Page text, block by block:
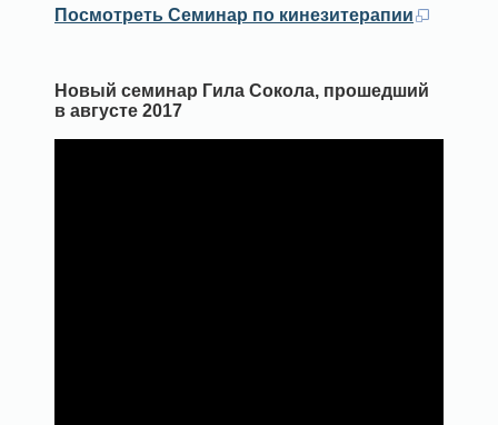
Посмотреть Семинар по кинезитерапии
Новый семинар Гила Сокола, прошедший
в августе 2017